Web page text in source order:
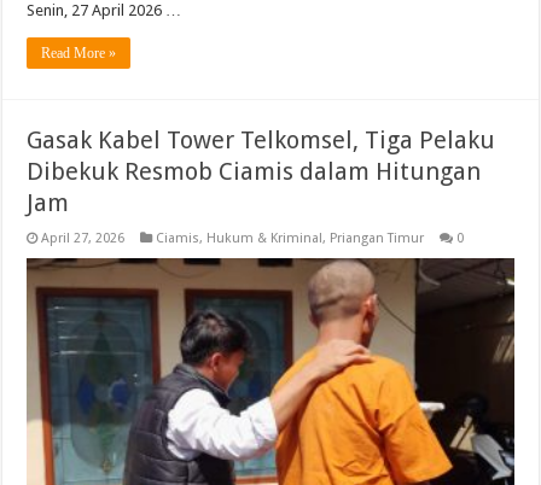
Senin, 27 April 2026 …
Read More »
Gasak Kabel Tower Telkomsel, Tiga Pelaku
Dibekuk Resmob Ciamis dalam Hitungan
Jam
April 27, 2026 Ciamis, Hukum & Kriminal, Priangan Timur 0